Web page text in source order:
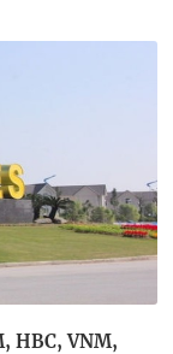
HBC, VNM,